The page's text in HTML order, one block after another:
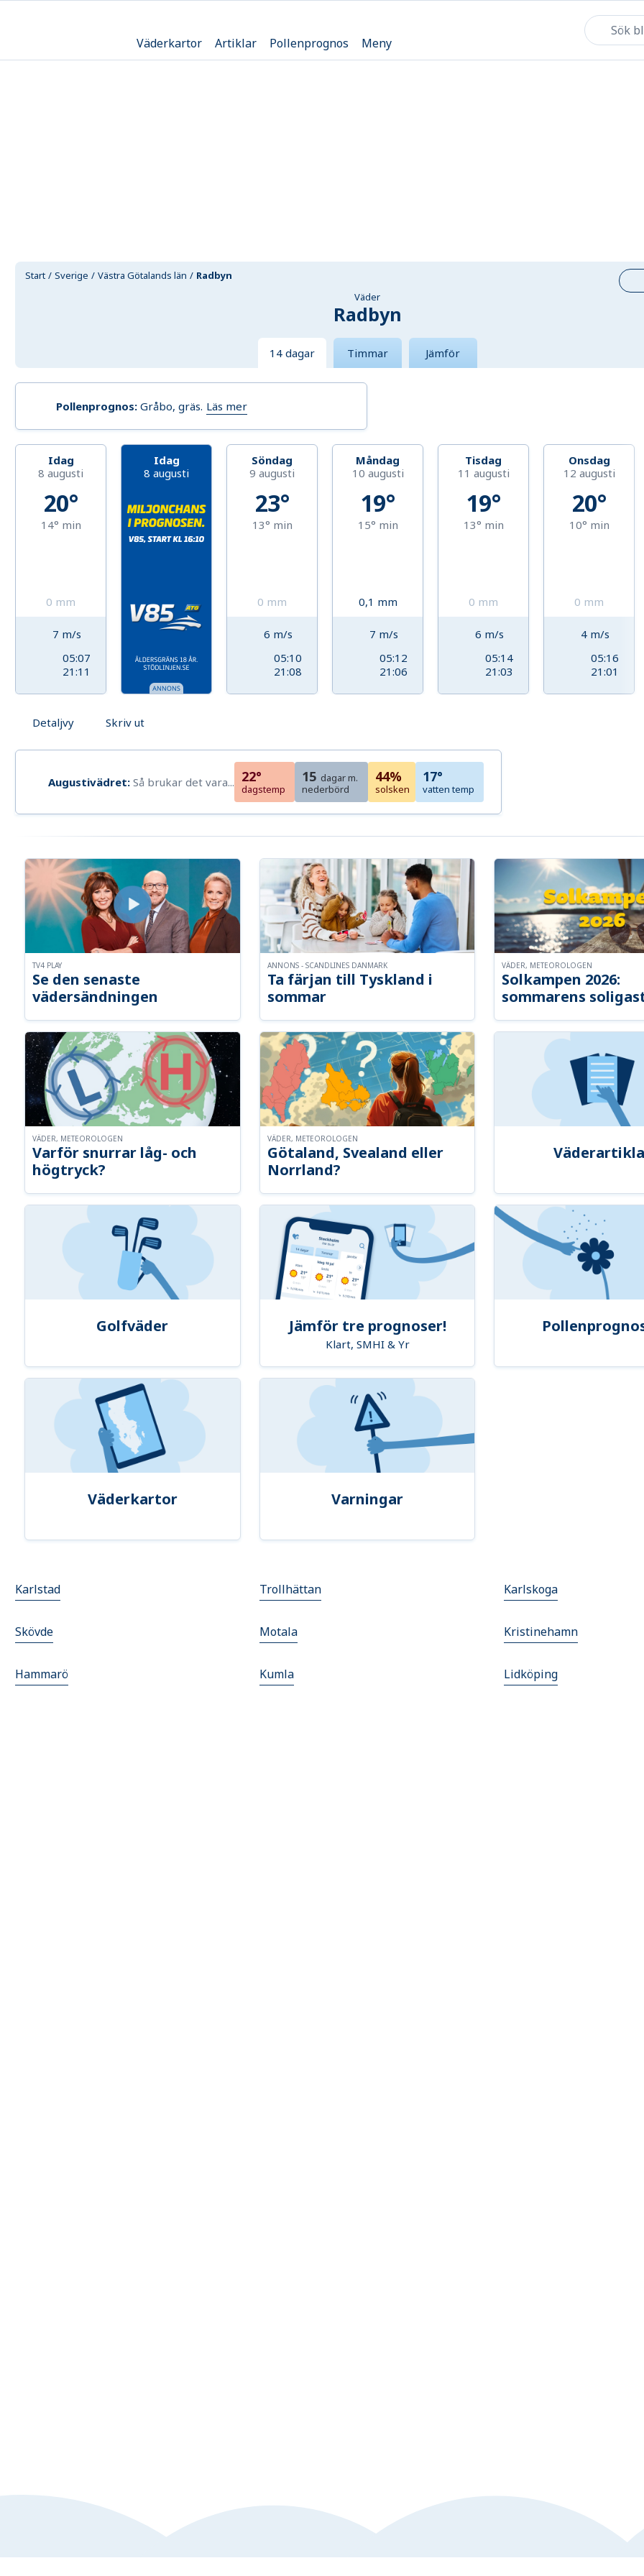
Väderkartor Artiklar Pollenprognos Meny
Start Sverige Västra Götalands län
Radbyn
Väder
Radbyn
14 dagar Timmar Jämför
Pollenprognos: Gråbo, gräs. Läs mer
Idag
8 augusti
20°
14° min
0 mm
7 m/s
05:07
21:11
Idag
8 augusti
Söndag
9 augusti
23°
13° min
0 mm
6 m/s
05:10
21:08
Måndag
10 augusti
19°
15° min
0,1 mm
7 m/s
05:12
21:06
Tisdag
11 augusti
19°
13° min
0 mm
6 m/s
05:14
21:03
Onsdag
12 augusti
20°
10° min
0 mm
4 m/s
05:16
21:01
Detaljvy Skriv ut
Augustivädret: Så brukar det vara... 22°
dagstemp
15 dagar m.
nederbörd
44%
solsken
17°
vatten temp
Se den senaste
vädersändningen
TV4 PLAY
Ta färjan till Tyskland i
sommar
ANNONS - SCANDLINES DANMARK
Solkampen 2026:
sommarens
VÄDER, METEOROLOGEN
Varför snurrar låg- och
högtryck?
VÄDER, METEOROLOGEN
Götaland, Svealand eller
Norrland?
VÄDER, METEOROLOGEN
Golfväder Jämför tre prognoser!
Klart, SMHI & Yr
Väderkartor Varningar
Karlstad Trollhättan Karlskoga
Skövde Motala Kristinehamn
Hammarö Kumla Lidköping